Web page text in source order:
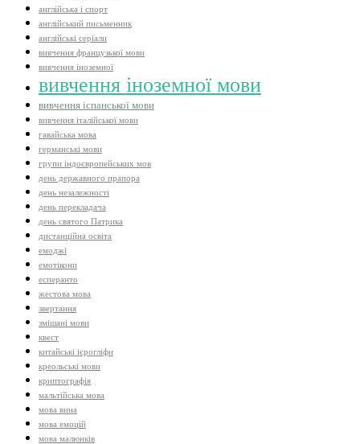
англійська і спорт
англійський письменник
англійські серіали
вивчення французької мови
вивчення іноземної
вивчення іноземної мови
вивчення іспанської мови
вивчення італійської мови
гавайська мова
германські мови
групи індоєвропейських мов
день державного прапора
день незалежності
день перекладача
день святого Патрика
дистанційна освіта
емоджі
емотікони
есперанто
жестова мова
звертання
змішані мови
квест
китайські ієрогліфи
креольські мови
криптографія
мальтійська мова
мова вина
мова емоцій
мова малюнків